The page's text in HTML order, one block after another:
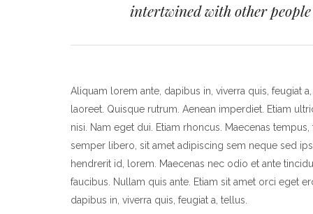
intertwined with other
Aliquam lorem ante, dapibus in, viverra quis, feugiat
laoreet. Quisque rutrum. Aenean imperdiet. Etiam
nisi. Nam eget dui. Etiam rhoncus. Maecenas
semper libero, sit amet adipiscing sem neque sed
hendrerit id, lorem. Maecenas nec odio et ante
faucibus. Nullam quis ante. Etiam sit amet orci eget
dapibus in, viverra quis, feugiat a, tellus.